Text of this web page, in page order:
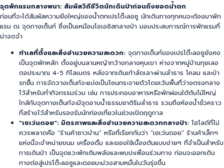
จุดพักแรมกลางพนา: สัมผัสวิถีชีวิตนักเดินป่าก่อนถึงยอดน้ำตก
ก่อนที่จะได้สัมผัสความยิ่งใหญ่ของน้ำตกเปรโต๊ะลอซู นักเดินทางทุกคนจะต้องมาพัก
แรม ณ จุดกางเต็นท์ ซึ่งเป็นเหมือนโอเอซิสกลางป่า มอบประสบการณ์การพักแรมที่
น่าจดจำ
ทำเลที่ตั้งและสิ่งอำนวยความสะดวก: จุดกางเต็นท์ของเปรโต๊ะลอซูยังคง
เป็นจุดพักหลัก ตั้งอยู่บนลานหญ้ากว้างกลางหุบเขา ห่างจากหมู่บ้านกุยเลอ
ตอประมาณ 4-5 กิโลเมตร หลังจากเดินเท้าลัดเลาะผ่านลำธาร โคลน และป่า
รกชื้น การจัดวางเต็นท์จะแบ่งเป็นโซนกระจายตัวโดยเว้นพื้นที่ว่างตรงกลาง
ไว้สำหรับทำกิจกรรมร่วม เช่น การประกอบอาหารหรือพักผ่อนใต้ต้นไม้ใหญ่
ใกล้กับจุดกางเต็นท์จะมีจุดอาบน้ำธรรมชาติริมลำธาร รวมถึงห้องน้ำชั่วคราว
ที่สร้างไว้สำหรับรองรับนักท่องเที่ยวในช่วงเปิดฤดูกาล
“เซเว่นดอย”: มิตรภาพและสิ่งอำนวยความสะดวกกลางป่า: ไฮไลต์ที่ไม่
ควรพลาดคือ “ร้านค้าชาวบ้าน” หรือที่เรียกกันว่า “เซเว่นดอย” ร้านค้าเล็กๆ
แห่งนี้จะจำหน่ายขนม เครื่องดื่ม และของใช้เบื้องต้นแบบง่ายๆ ที่จำเป็นสำหรับ
การเดินป่า เป็นจุดแวะพักเติมพลังและพบปะเพื่อนร่วมทาง ก่อนจะออกเดิน
ทางต่อสู่เปรโต๊ะลอซูและดอยมะม่วงสามหมื่นในวันรุ่งขึ้น